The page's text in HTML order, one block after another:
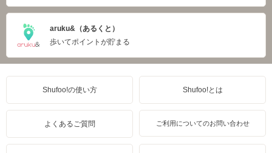
aruku&（あるくと）
歩いてポイントが貯まる
Shufoo!の使い方 Shufoo!とは
よくあるご質問 ご利用についてのお問い合わせ